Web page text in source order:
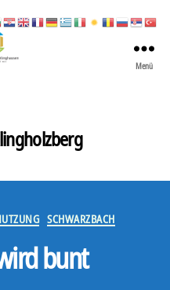
Menü
SCHWARZBACH
bunt